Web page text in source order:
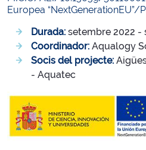
Europea “NextGenerationEU”/
Durada: setembre 2022 -
Coordinador: Aqualogy
Socis del projecte:
- Aquatec